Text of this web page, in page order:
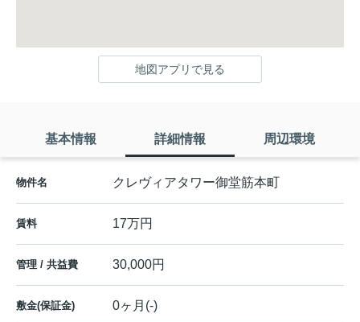
地図アプリで見る
基本情報 詳細情報 周辺環境
物件名 クレヴィアタワー御堂筋本町
賃料 17万円
管理 / 共益費 30,000円
敷金(保証金) 0ヶ月(-)